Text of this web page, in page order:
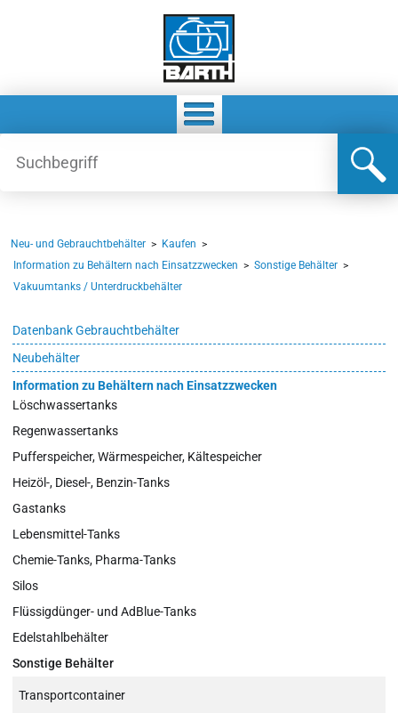
Neu- und Gebrauchtbehälter > Kaufen >
Information zu Behältern nach Einsatzzwecken > Sonstige Behälter >
Vakuumtanks / Unterdruckbehälter
Datenbank Gebrauchtbehälter
Neubehälter
Information zu Behältern nach Einsatzzwecken
Löschwassertanks
Regenwassertanks
Pufferspeicher, Wärmespeicher, Kältespeicher
Heizöl-, Diesel-, Benzin-Tanks
Gastanks
Lebensmittel-Tanks
Chemie-Tanks, Pharma-Tanks
Silos
Flüssigdünger- und AdBlue-Tanks
Edelstahlbehälter
Sonstige Behälter
Transportcontainer